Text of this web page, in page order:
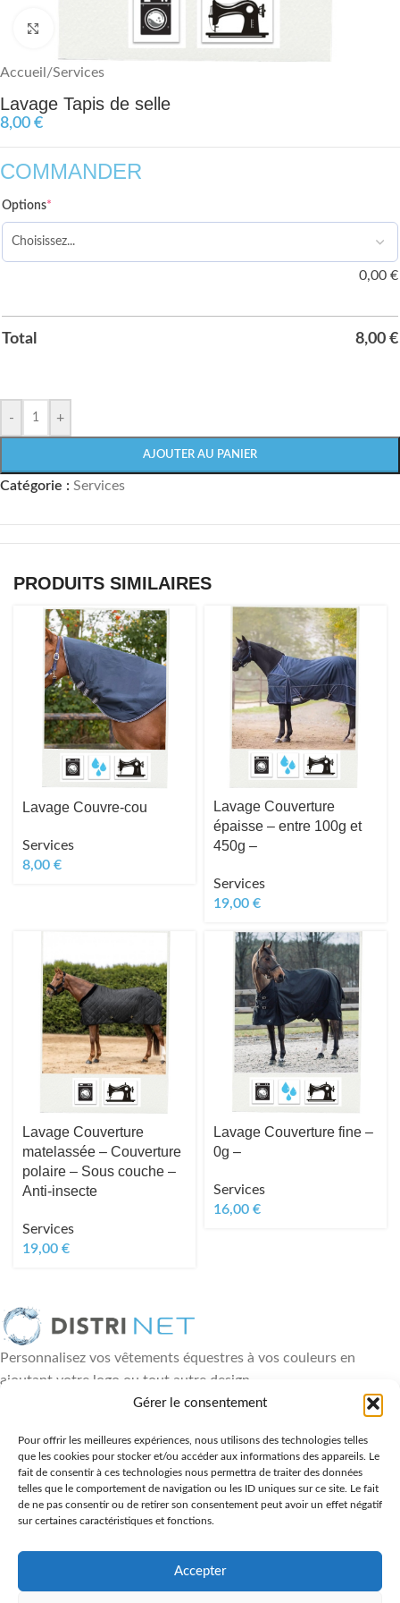
Gérer le consentement
Pour offrir les meilleures expériences, nous utilisons des technologies telles
que les cookies pour stocker et/ou accéder aux informations des appareils. Le
fait de consentir à ces technologies nous permettra de traiter des données
telles que le comportement de navigation ou les ID uniques sur ce site. Le fait
de ne pas consentir ou de retirer son consentement peut avoir un effet négatif
sur certaines caractéristiques et fonctions.
Accepter
Accueil /Services
Lavage Tapis de selle
8,00 €
COMMANDER
Options*
0,00 €
Total 8,00 €
- +
AJOUTER AU PANIER
Catégorie : Services
PRODUITS SIMILAIRES
Lavage Couvre-cou
Services
8,00 €
Lavage Couverture
épaisse – entre 100g et
450g –
Services
19,00 €
Lavage Couverture
matelassée – Couverture
polaire – Sous couche –
Anti-insecte
Services
19,00 €
Lavage Couverture fine –
0g –
Services
16,00 €
Personnalisez vos vêtements équestres à vos couleurs en
ajoutant votre logo ou tout autre design
18, rue Paul Héroult - 49460 Montreuil Juigné
DERNIÈRES ACTUALITÉS
LIENS UTILES
Tous droits réservésDistrinet 2024 | RéalisationLes Agences du